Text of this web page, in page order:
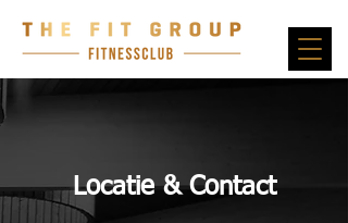
Locatie & Contact